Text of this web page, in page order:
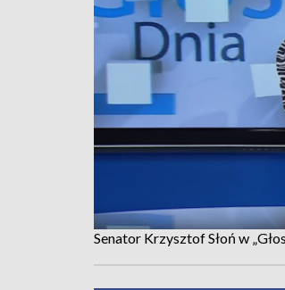
Senator Krzysztof Słoń w